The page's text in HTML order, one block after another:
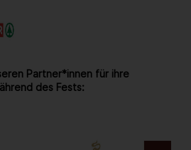
Partner*innen für ihre
des Fests: